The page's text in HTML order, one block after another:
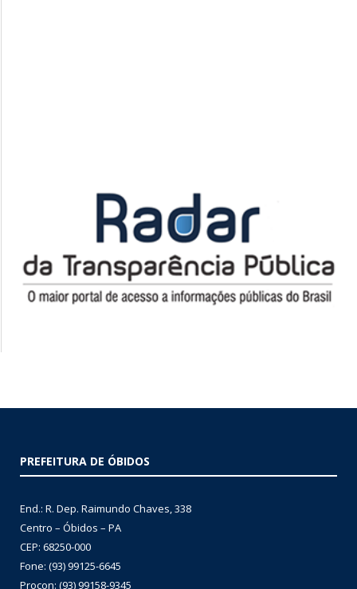
PREFEITURA DE ÓBIDOS
End.: R. Dep. Raimundo Chaves, 338
Centro – Óbidos – PA
CEP: 68250-000
Fone: (93) 99125-6645
Procon: (93) 99158-9345